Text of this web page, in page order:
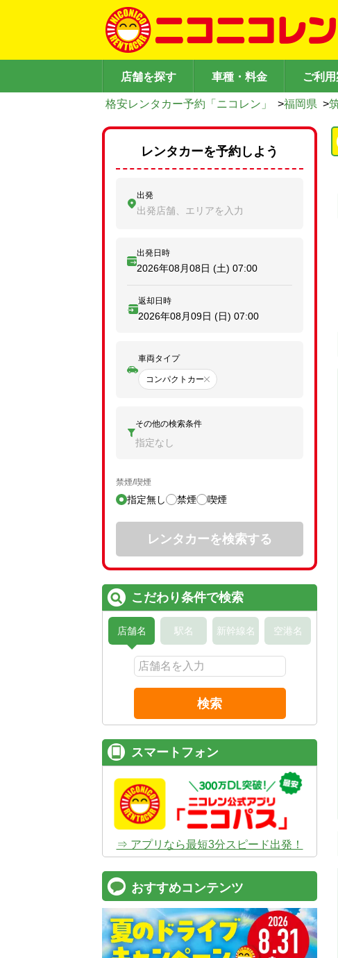
店舗を探す 車種・料金 ご利
格安レンタカー予約「ニコレン」 >福岡県 >
レンタカーを予約しよう
出発
出発店舗、エリアを入力
出発日時
2026年08月08日 (土) 07:00
返却日時
2026年08月09日 (日) 07:00
車両タイプ
コンパクトカー
その他の検索条件
指定なし
禁煙/喫煙
指定無し 禁煙 喫煙
レンタカーを検索する
こだわり条件で検索
店舗名 駅名 新幹線名 空港名
検索
スマートフォン
⇒ アプリなら最短3分スピード出発！
おすすめコンテンツ